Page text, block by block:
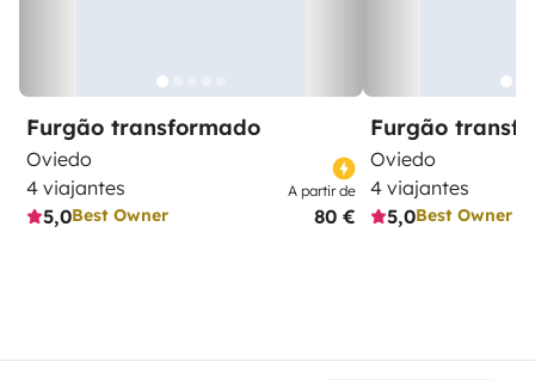
Furgão transformado
Oviedo
4 viajantes
5,0Best Owner
A partir de
80 €
Furgão
Oviedo
4 viajantes
5,0Best Owner